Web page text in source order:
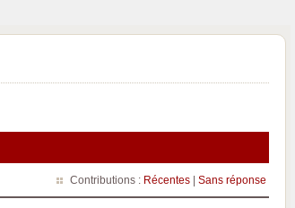
Contributions : Récentes | Sans réponse